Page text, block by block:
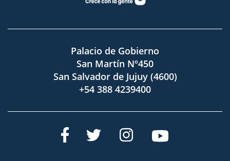
Palacio de Gobierno
San Martín Nº450
San Salvador de Jujuy (4600)
+54 388 4239400